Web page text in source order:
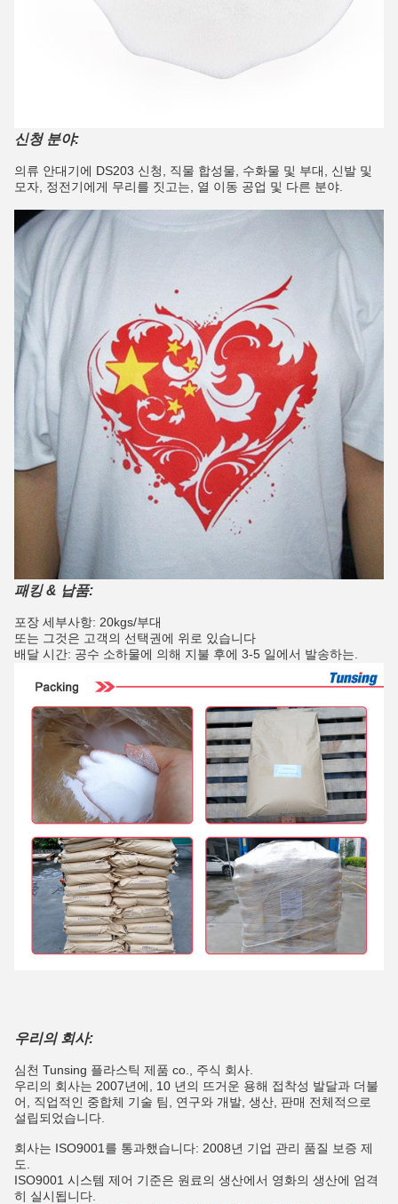
신청 분야:
의류 안대기에 DS203 신청, 직물 합성물, 수화물 및 부대, 신발 및
모자, 정전기에게 무리를 짓고는, 열 이동 공업 및 다른 분야.
패킹 & 납품:
포장 세부사항: 20kgs/부대
또는 그것은 고객의 선택권에 위로 있습니다
배달 시간: 공수 소하물에 의해 지불 후에 3-5 일에서 발송하는.
우리의 회사:
심천 Tunsing 플라스틱 제품 co., 주식 회사.
우리의 회사는 2007년에, 10 년의 뜨거운 용해 접착성 발달과 더불
어, 직업적인 중합체 기술 팀, 연구와 개발, 생산, 판매 전체적으로
설립되었습니다.
회사는 ISO9001를 통과했습니다: 2008년 기업 관리 품질 보증 제
도.
ISO9001 시스템 제어 기준은 원료의 생산에서 영화의 생산에 엄격
히 실시됩니다.